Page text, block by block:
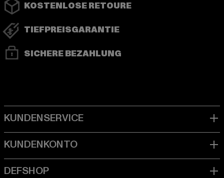
KOSTENLOSE RETOURE
TIEFPREISGARANTIE
SICHERE BEZAHLUNG